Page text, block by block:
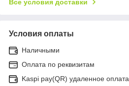
Все условия доставки
Условия оплаты
Наличными
Оплата по реквизитам
Kaspi pay(QR) удаленное оплата